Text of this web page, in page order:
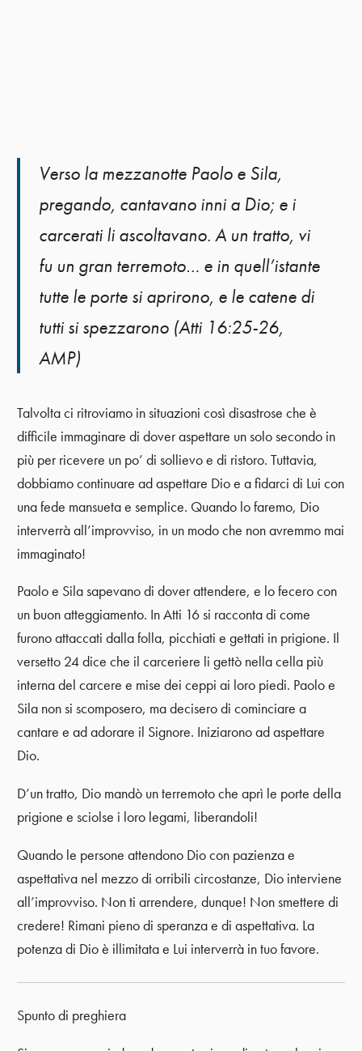
Verso la mezzanotte Paolo e Sila,
pregando, cantavano inni a Dio; e i
carcerati li ascoltavano. A un tratto, vi
fu un gran terremoto… e in quell’istante
tutte le porte si aprirono, e le catene di
tutti si spezzarono (Atti 16:25-26,
AMP)
Talvolta ci ritroviamo in situazioni così disastrose che è
difficile immaginare di dover aspettare un solo secondo in
più per ricevere un po’ di sollievo e di ristoro. Tuttavia,
dobbiamo continuare ad aspettare Dio e a fidarci di Lui con
una fede mansueta e semplice. Quando lo faremo, Dio
interverrà all’improvviso, in un modo che non avremmo mai
immaginato!
Paolo e Sila sapevano di dover attendere, e lo fecero con
un buon atteggiamento. In Atti 16 si racconta di come
furono attaccati dalla folla, picchiati e gettati in prigione. Il
versetto 24 dice che il carceriere li gettò nella cella più
interna del carcere e mise dei ceppi ai loro piedi. Paolo e
Sila non si scomposero, ma decisero di cominciare a
cantare e ad adorare il Signore. Iniziarono ad aspettare
Dio.
D’un tratto, Dio mandò un terremoto che aprì le porte della
prigione e sciolse i loro legami, liberandoli!
Quando le persone attendono Dio con pazienza e
aspettativa nel mezzo di orribili circostanze, Dio interviene
all’improvviso. Non ti arrendere, dunque! Non smettere di
credere! Rimani pieno di speranza e di aspettativa. La
potenza di Dio è illimitata e Lui interverrà in tuo favore.
Spunto di preghiera